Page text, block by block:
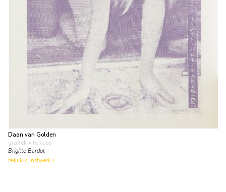
Daan van Golden
grafiek • te koop
Brigitte Bardot
bekijk kunstwerk